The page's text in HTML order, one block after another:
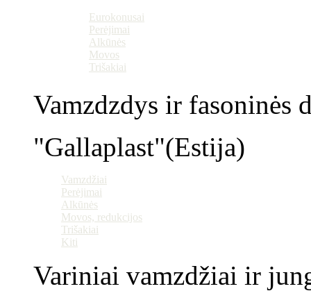
Eurokonusai
Perėjimai
Alkūnės
Movos
Trišakiai
Vamzdzdys ir fasoninės
"Gallaplast"(Estija)
Vamzdžiai
Perėjimai
Alkūnės
Movos, redukcijos
Trišakiai
Kiti
Variniai vamzdžiai ir